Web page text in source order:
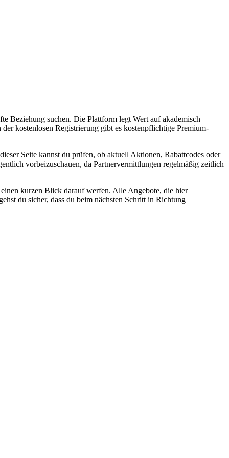
Beziehung suchen. Die Plattform legt Wert auf akademisch
kostenlosen Registrierung gibt es kostenpflichtige Premium-
Seite kannst du prüfen, ob aktuell Aktionen, Rabattcodes oder
vorbeizuschauen, da Partnervermittlungen regelmäßig zeitlich
kurzen Blick darauf werfen. Alle Angebote, die hier
du sicher, dass du beim nächsten Schritt in Richtung